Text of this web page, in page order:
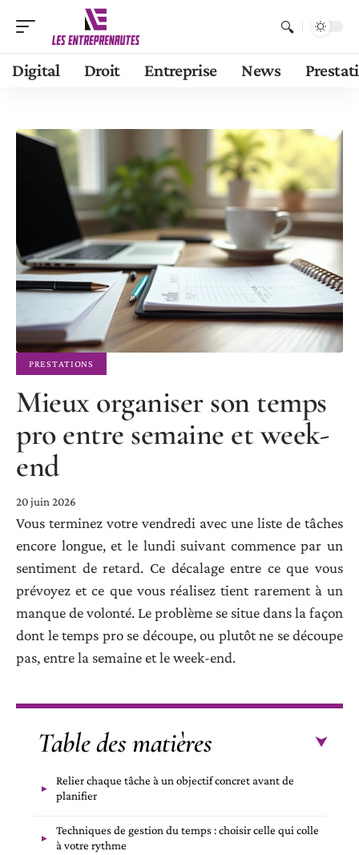
Digital Droit Entreprise News
PRESTATIONS
Mieux organiser son temps
pro entre semaine et week-
end
20 juin 2026
Vous terminez votre vendredi avec une liste de tâches
encore longue, et le lundi suivant commence par un
sentiment de retard. Ce décalage entre ce que vous
prévoyez et ce que vous réalisez tient rarement à un
manque de volonté. Le problème se situe dans la façon
dont le temps pro se découpe, ou plutôt ne se découpe
pas, entre la semaine et le week-end.
Table des matières
Relier chaque tâche à un objectif concret avant de
planifier
Techniques de gestion du temps : choisir celle qui colle
à votre rythme